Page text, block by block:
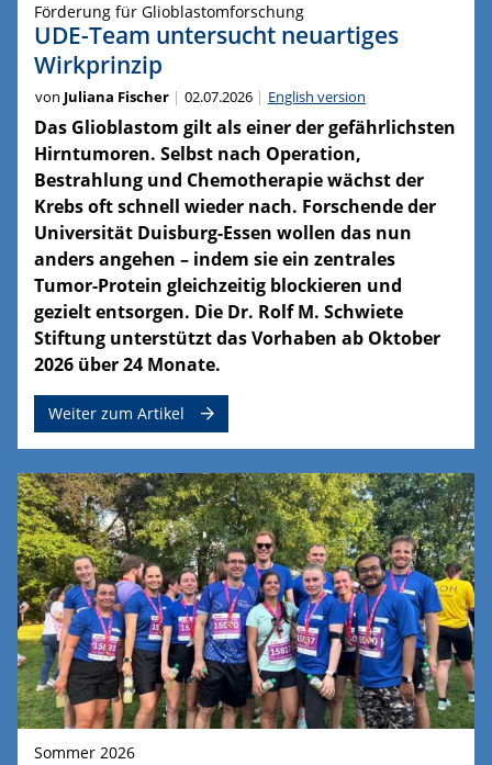
Förderung für Glioblastomforschung
UDE-Team untersucht neuartiges
Wirkprinzip
von Juliana Fischer 02.07.2026 English version
Das Glioblastom gilt als einer der gefährlichsten
Hirntumoren. Selbst nach Operation,
Bestrahlung und Chemotherapie wächst der
Krebs oft schnell wieder nach. Forschende der
Universität Duisburg-Essen wollen das nun
anders angehen – indem sie ein zentrales
Tumor-Protein gleichzeitig blockieren und
gezielt entsorgen. Die Dr. Rolf M. Schwiete
Stiftung unterstützt das Vorhaben ab Oktober
2026 über 24 Monate.
Weiter zum Artikel
Sommer 2026